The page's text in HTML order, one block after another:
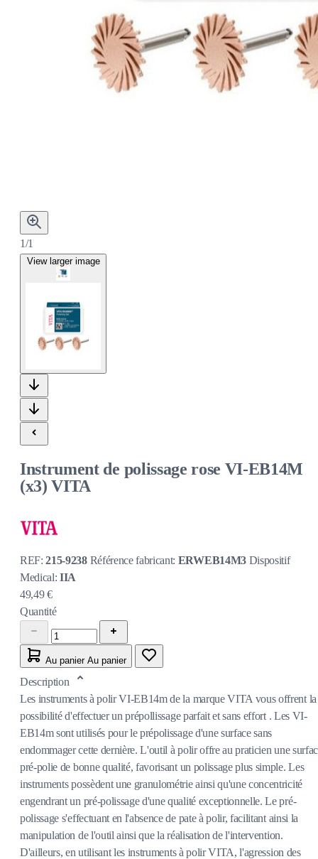
1/1
View larger image
Instrument de polissage rose VI-EB14M
(x3) VITA
REF:215-9238 Référence fabricant: ERWEB14M3 Dispositif
Medical:IIA
49,49 €
Quantité
Au panier Au panier
Description
Les instruments à polir VI-EB14m de la marque VITA vous offrent la
possibilité d'effectuer un prépollissage parfait et sans effort . Les VI-
EB14m sont utilisés pour le prépolissage d'une surface sans
endommager cette dernière. L'outil à polir offre au praticien une
pré-polie de bonne qualité, favorisant un polissage plus simple. Les
instruments possèdent une granulométrie ainsi qu'une concentricité
engendrant un pré-polissage d'une qualité exceptionnelle. Le pré-
polissage s'effectuant en l'absence de pate à polir, facilitant ainsi la
manipulation de l'outil ainsi que la réalisation de l'intervention.
D'ailleurs, en utilisant les instruments à polir VITA, l'agression des